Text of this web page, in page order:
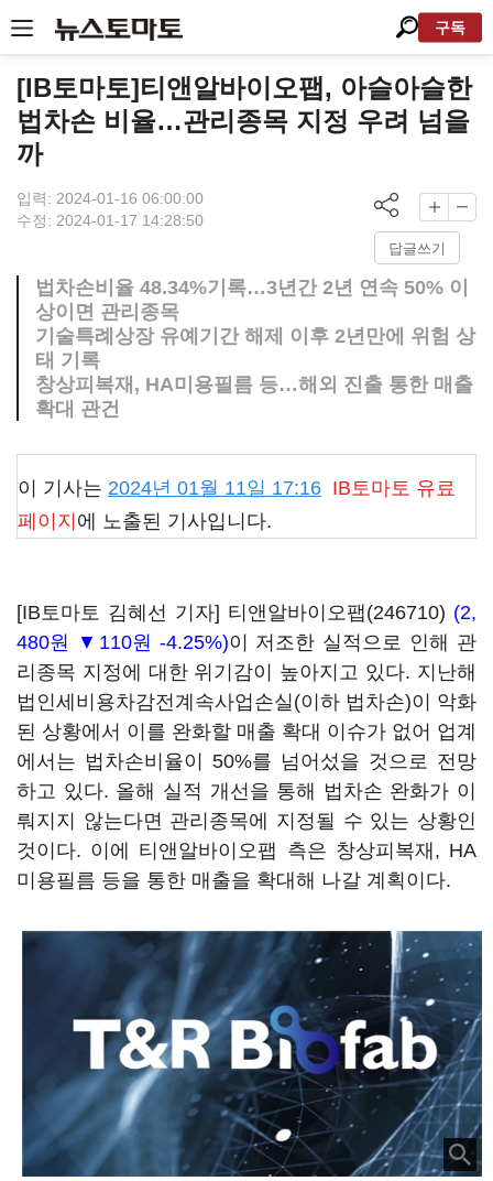
구독
[IB토마토]티앤알바이오팹, 아슬아슬한
법차손 비율…관리종목 지정 우려 넘을
까
입력: 2024-01-16 06:00:00
수정: 2024-01-17 14:28:50
답글쓰기
법차손비율 48.34%기록…3년간 2년 연속 50% 이
상이면 관리종목
기술특례상장 유예기간 해제 이후 2년만에 위험 상
태 기록
창상피복재, HA미용필름 등…해외 진출 통한 매출
확대 관건
이 기사는 2024년 01월 11일 17:16 IB토마토 유료
페이지 에 노출된 기사입니다.
[IB토마토 김혜선 기자] 티앤알바이오팹(246710) (2,
480원 ▼110원 -4.25%)이 저조한 실적으로 인해 관
리종목 지정에 대한 위기감이 높아지고 있다. 지난해
법인세비용차감전계속사업손실(이하 법차손)이 악화
된 상황에서 이를 완화할 매출 확대 이슈가 없어 업계
에서는 법차손비율이 50%를 넘어섰을 것으로 전망
하고 있다. 올해 실적 개선을 통해 법차손 완화가 이
뤄지지 않는다면 관리종목에 지정될 수 있는 상황인
것이다. 이에 티앤알바이오팹 측은 창상피복재, HA
미용필름 등을 통한 매출을 확대해 나갈 계획이다.